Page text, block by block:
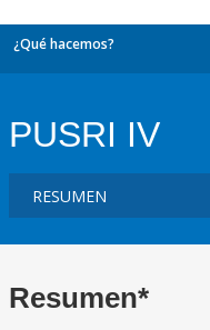
¿Qué hacemos?
PUSRI IV
Resumen*